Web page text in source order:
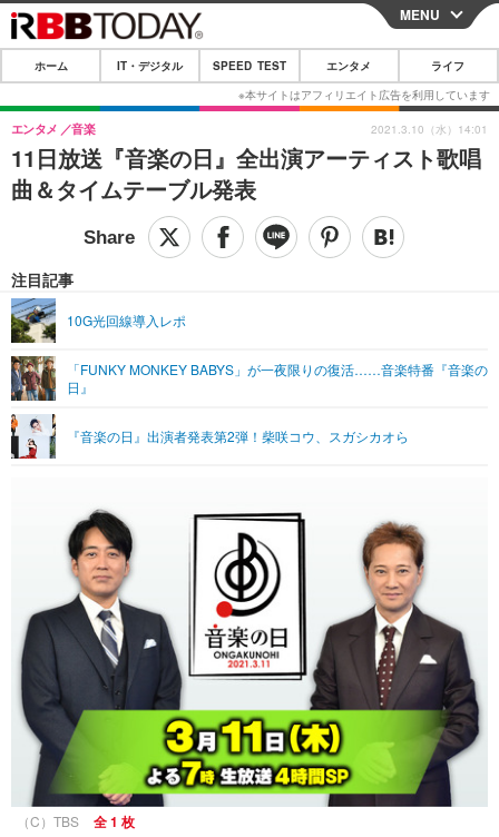
CLOSE
ホーム
IT・デジタル
IT・デジタルTOP スマートフォン
ショッピング その他
SPEED TEST
エンタメTOP 映画・ドラマ
ショッピング その他
ライフTOP
リリース一覧
プッシュ通知の停止方法
MENU
ホーム IT・デジタル SPEED TEST エンタメ ライフ
11日放送『音楽の日』全出演アーティスト歌唱
曲＆タイムテーブル発表
エンタメ 音楽
注目記事
10G光回線導入レポ
「FUNKY MONKEY BABYS」が一夜限りの復活……音楽特番『音楽の
日』
『音楽の日』出演者発表第2弾！柴咲コウ、スガシカオら
2021.3.10（水）14:01
（C）TBS 全 1 枚